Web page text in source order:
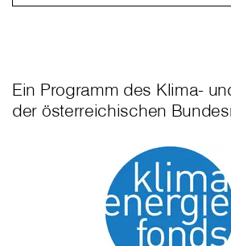
Ein Programm des Klima-
der österreichischen